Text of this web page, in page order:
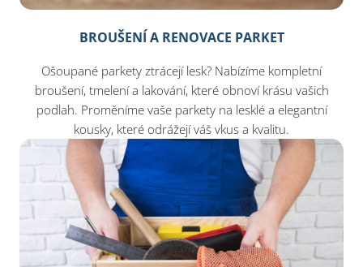
BROUŠENÍ A RENOVACE PARKET
Ošoupané parkety ztrácejí lesk? Nabízíme kompletní
broušení, tmelení a lakování, které obnoví krásu vašich
podlah. Proměníme vaše parkety na lesklé a elegantní
kousky, které odrážejí váš vkus a kvalitu.